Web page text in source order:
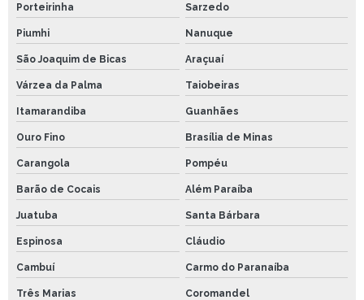
Porteirinha Sarzedo
Piumhi Nanuque
São Joaquim de Bicas Araçuaí
Várzea da Palma Taiobeiras
Itamarandiba Guanhães
Ouro Fino Brasília de Minas
Carangola Pompéu
Barão de Cocais Além Paraíba
Juatuba Santa Bárbara
Espinosa Cláudio
Cambuí Carmo do Paranaíba
Três Marias Coromandel